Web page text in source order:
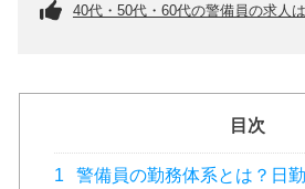
40代・50代・60代の警備員の求人
目次
1
警備員の勤務体系とは？日